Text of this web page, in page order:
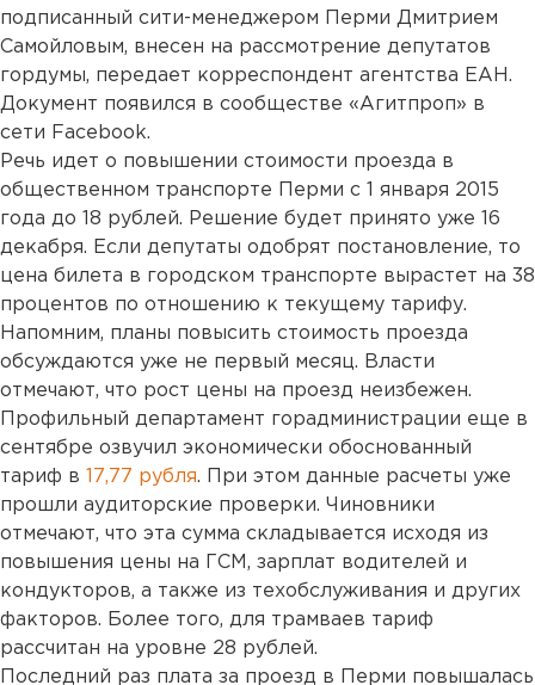
подписанный сити-менеджером Перми Дмитрием
Самойловым, внесен на рассмотрение депутатов
гордумы, передает корреспондент агентства ЕАН.
Документ появился в сообществе «Агитпроп» в
сети Facebook.
Речь идет о повышении стоимости проезда в
общественном транспорте Перми с 1 января 2015
года до 18 рублей. Решение будет принято уже 16
декабря. Если депутаты одобрят постановление, то
цена билета в городском транспорте вырастет на 38
процентов по отношению к текущему тарифу.
Напомним, планы повысить стоимость проезда
обсуждаются уже не первый месяц. Власти
отмечают, что рост цены на проезд неизбежен.
Профильный департамент горадминистрации еще в
сентябре озвучил экономически обоснованный
тариф в
17,77 рубля. При этом данные расчеты уже
прошли аудиторские проверки. Чиновники
отмечают, что эта сумма складывается исходя из
повышения цены на ГСМ, зарплат водителей и
кондукторов, а также из техобслуживания и других
факторов. Более того, для трамваев тариф
рассчитан на уровне 28 рублей.
Последний раз плата за проезд в Перми повышалась